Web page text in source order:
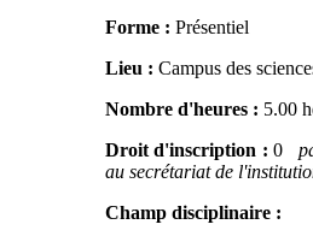
Forme : Présentiel
Lieu : Campus des
Nombre d'heures : 5.00
Droit d'inscription : 0
au secrétariat de
Champ disciplinaire :